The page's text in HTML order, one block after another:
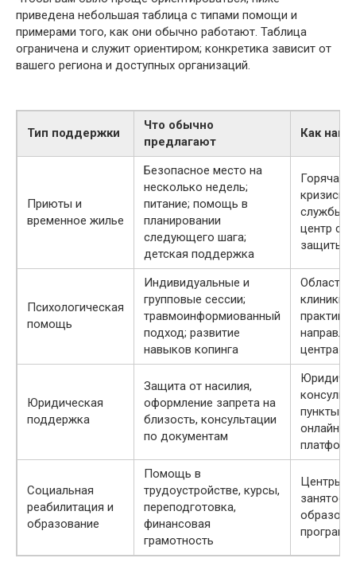
приведена небольшая таблица с типами помощи и
примерами того, как они обычно работают. Таблица
ограничена и служит ориентиром; конкретика зависит от
вашего региона и доступных организаций.
Тип поддержки
Что обычно
предлагают
Как
Приюты и
временное жилье
Безопасное место на
несколько недель;
питание; помощь в
планировании
следующего шага;
детская поддержка
Горячая
службы,
центр
защиты
Психологическая
помощь
Индивидуальные и
групповые сессии;
травмоинформиованный
подход; развитие
навыков копинга
клиники,
практики
центра
Юридическая
поддержка
Защита от насилия,
оформление запрета на
близость, консультации
по документам
пункты,
онлайн-
Социальная
реабилитация и
образование
Помощь в
трудоустройстве, курсы,
переподготовка,
финансовая
грамотность
Центры